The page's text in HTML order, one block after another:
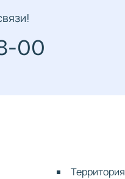
00
Территория